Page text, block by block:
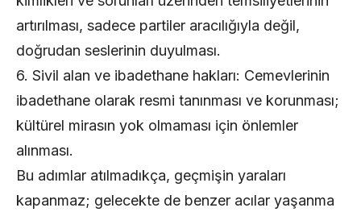
artırılması, sadece partiler aracılığıyla değil,
doğrudan seslerinin duyulması.
6. Sivil alan ve ibadethane hakları: Cemevlerinin
ibadethane olarak resmi tanınması ve korunması;
kültürel mirasın yok olmaması için önlemler
alınması.
Bu adımlar atılmadıkça, geçmişin yaraları
kapanmaz; gelecekte de benzer acılar yaşanma